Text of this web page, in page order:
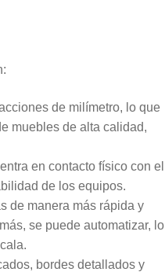
de milímetro, lo que
muebles de alta calidad,
en contacto físico con el
de los equipos.
de manera más rápida y
se puede automatizar, lo
bordes detallados y